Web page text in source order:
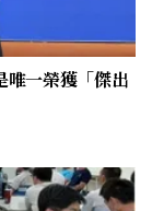
唯一榮獲「傑出